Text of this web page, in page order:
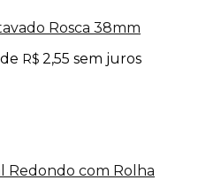
Rosca 38mm
R$ 2,55 sem juros
Redondo com Rolha